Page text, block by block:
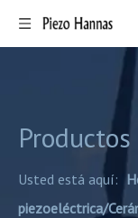
Productos
Usted está aquí:
piezoeléctrica/